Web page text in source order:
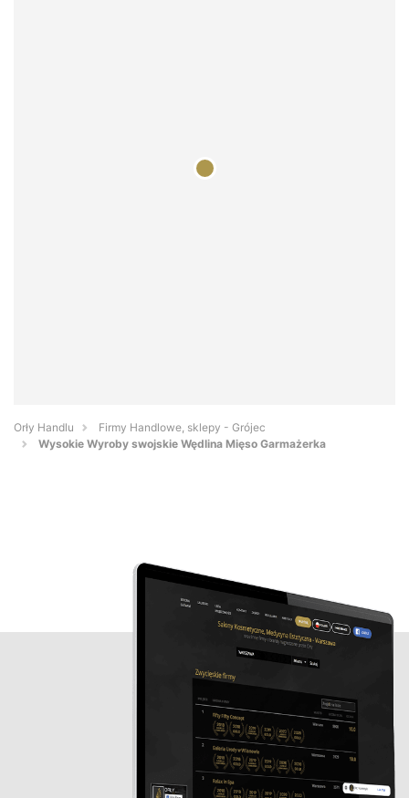
Orły Handlu
Firmy Handlowe, sklepy - Grójec
Wysokie Wyroby swojskie Wędlina Mięso Garmażerka